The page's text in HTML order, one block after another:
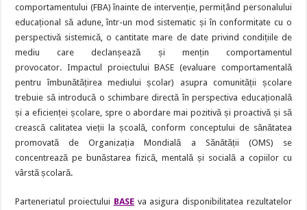
comportamentului (FBA) înainte de intervenție, permițând personalului
educațional să adune, într-un mod sistematic și în conformitate cu o
perspectivă sistemică, o cantitate mare de date privind condițiile de
mediu care declanșează și mențin comportamentul
provocator. Impactul proiectului BASE (evaluare comportamentală
pentru îmbunătățirea mediului școlar) asupra comunității școlare
trebuie să introducă o schimbare directă în perspectiva educațională
și a eficienței școlare, spre o abordare mai pozitivă și proactivă și să
crească calitatea vieții la școală, conform conceptului de sănătatea
promovată de Organizația Mondială a Sănătății (OMS) se
concentrează pe bunăstarea fizică, mentală și socială a copiilor cu
vârstă școlară.
Parteneriatul proiectului BASEva asigura disponibilitatea rezultatelor